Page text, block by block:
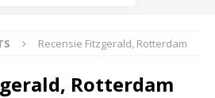
Recensie Fitzgerald, Rotterdam
Rotterdam